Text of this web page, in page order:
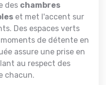
des chambres
et met l'accent sur
Des espaces verts
de détente en
assure une prise en
au respect des
chacun.